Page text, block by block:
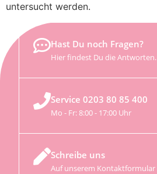
untersucht werden.
Hast Du noch Fragen?
Hier findest Du die Antworten.
Service 0203 80 85 400
Mo - Fr: 8:00 - 17:00 Uhr
Schreibe uns
Auf unserem Kontaktformular